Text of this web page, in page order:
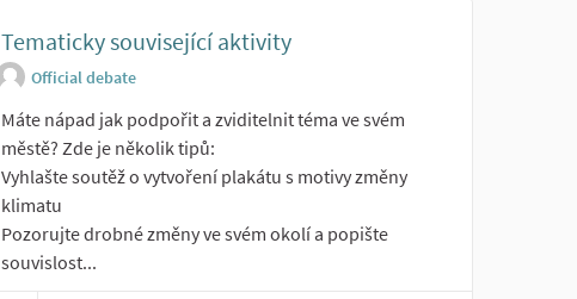
Tematicky související aktivity
Official debate
Máte nápad jak podpořit a zviditelnit téma ve svém
městě? Zde je několik tipů:
Vyhlašte soutěž o vytvoření plakátu s motivy změny
klimatu
Pozorujte drobné změny ve svém okolí a popište
souvislost...